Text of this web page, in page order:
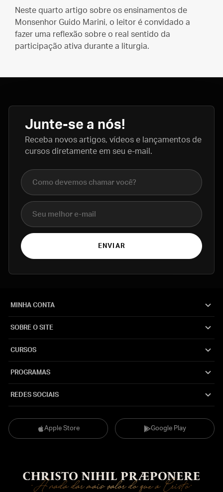
Neste quarto artigo sobre os ensinamentos de
Monsenhor Guido Marini, o leitor é convidado a
fazer uma reflexão sobre o real sentido da
participação ativa durante a liturgia.
Junte-se a nós!
Receba novos artigos, vídeos e lançamentos de
cursos diretamente em seu e-mail.
Nome completo
E-mail
ENVIAR
Apple Store Google Play
MINHA CONTA
SOBRE O SITE
CURSOS
PROGRAMAS
REDES SOCIAIS